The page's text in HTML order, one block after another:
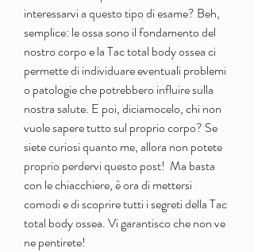
interessarvi a questo tipo di esame? Beh,
semplice: le ossa sono il fondamento del
nostro corpo e la Tac total body ossea ci
permette di individuare eventuali problemi
o patologie che potrebbero influire sulla
nostra salute. E poi, diciamocelo, chi non
vuole sapere tutto sul proprio corpo? Se
siete curiosi quanto me, allora non potete
proprio perdervi questo post!  Ma basta
con le chiacchiere, è ora di mettersi
comodi e di scoprire tutti i segreti della Tac
total body ossea. Vi garantisco che non ve
ne pentirete!